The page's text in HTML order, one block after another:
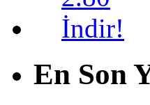
En Son